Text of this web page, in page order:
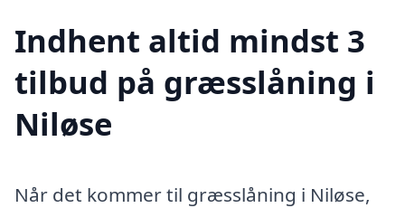
Indhent altid mindst 3
tilbud på græsslåning i
Niløse
Når det kommer til græsslåning i Niløse,